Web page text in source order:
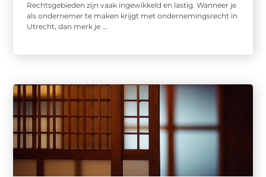
Rechtsgebieden zijn vaak ingewikkeld en lastig. Wanneer je
als ondernemer te maken krijgt met ondernemingsrecht in
Utrecht, dan merk je ...